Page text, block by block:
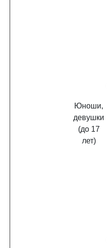
Юноши,
девушки
(до 17
лет)